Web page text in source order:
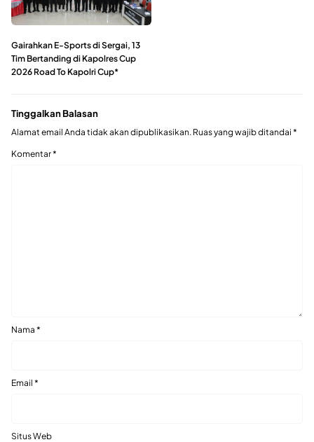
Gairahkan E-Sports di Sergai, 13
Tim Bertanding di Kapolres Cup
2026 Road To Kapolri Cup*
Tinggalkan Balasan
Alamat email Anda tidak akan dipublikasikan. Ruas yang wajib ditandai *
Komentar*
Nama *
Email *
Situs Web